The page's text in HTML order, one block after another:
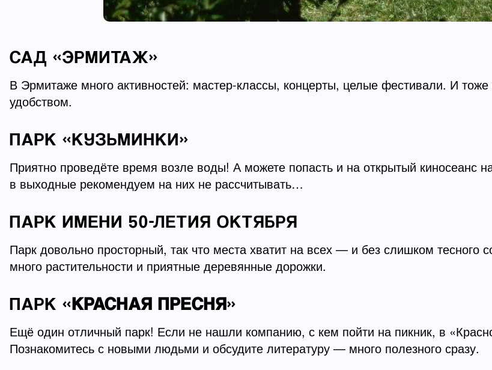
САД «ЭРМИТАЖ»
В Эрмитаже много активностей: мастер-классы, концерты, целые фестивали. И
удобством.
ПАРК «КУЗЬМИНКИ»
Приятно проведёте время возле воды! А можете попасть и на открытый киносеанс
в выходные рекомендуем на них не рассчитывать…
ПАРК ИМЕНИ 50-ЛЕТИЯ ОКТЯБРЯ
Парк довольно просторный, так что места хватит на всех — и без слишком тесного
много растительности и приятные деревянные дорожки.
ПАРК «КРАСНАЯ ПРЕСНЯ»
Ещё один отличный парк! Если не нашли компанию, с кем пойти на пикник, в
Познакомитесь с новыми людьми и обсудите литературу — много полезного сразу.